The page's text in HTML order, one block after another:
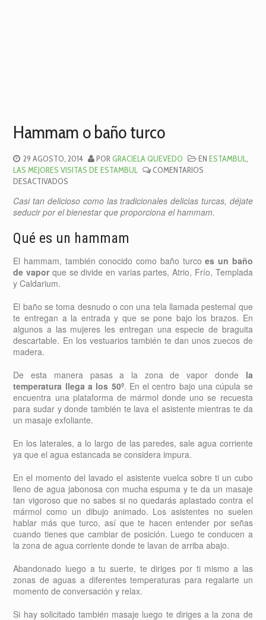
Hammam o baño turco
29 AGOSTO, 2014 PORGRACIELA QUEVEDO ENESTAMBUL,
LAS MEJORES VISITAS DE ESTAMBUL
COMENTARIOS
DESACTIVADOS
O
BAÑO
Casi tan delicioso como las tradicionales delicias turcas, déjate
seducir por el bienestar que proporciona el hammam.
Qué es un hammam
El hammam, también conocido como baño turco es un baño
de vapor que se divide en varias partes, Atrio, Frío, Templada
y Caldarium.
El baño se toma desnudo o con una tela llamada pestemal que
te entregan a la entrada y que se pone bajo los brazos. En
algunos a las mujeres les entregan una especie de braguita
descartable. En los vestuarios también te dan unos zuecos de
madera.
De esta manera pasas a la zona de vapor donde la
temperatura llega a los 50º. En el centro bajo una cúpula se
encuentra una plataforma de mármol donde uno se recuesta
para sudar y donde también te lava el asistente mientras te da
un masaje exfoliante.
En los laterales, a lo largo de las paredes, sale agua corriente
ya que el agua estancada se considera impura.
En el momento del lavado el asistente vuelca sobre ti un cubo
lleno de agua jabonosa con mucha espuma y te da un masaje
tan vigoroso que no sabes si no quedarás aplastado contra el
mármol como un dibujo animado. Los asistentes no suelen
hablar más que turco, así que te hacen entender por señas
cuando tienes que cambiar de posición. Luego te conducen a
la zona de agua corriente donde te lavan de arriba abajo.
Abandonado luego a tu suerte, te diriges por ti mismo a las
zonas de aguas a diferentes temperaturas para regalarte un
momento de conversación y relax.
Si hay solicitado también masaje luego te diriges a la zona de